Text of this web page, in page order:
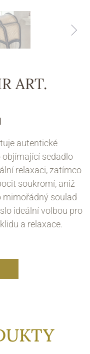
ART.
autentické
sedadlo
relaxaci, zatímco
soukromí, aniž
mimořádný soulad
ideální volbou pro
a relaxace.